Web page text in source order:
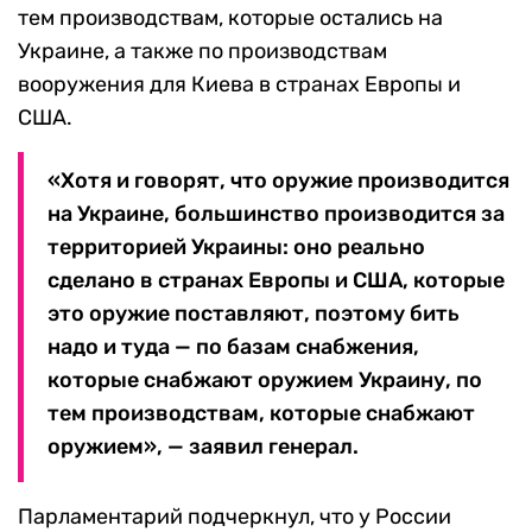
тем производствам, которые остались на
Украине, а также по производствам
вооружения для Киева в странах Европы и
США.
«Хотя и говорят, что оружие производится
на Украине, большинство производится за
территорией Украины: оно реально
сделано в странах Европы и США, которые
это оружие поставляют, поэтому бить
надо и туда — по базам снабжения,
которые снабжают оружием Украину, по
тем производствам, которые снабжают
оружием», — заявил генерал.
Парламентарий подчеркнул, что у России